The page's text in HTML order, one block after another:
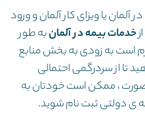
یا ویزای کار آلمان و ورود
خدمات بیمه در آلمانبه طور
است به زودی به بخش منابع
تا از سردرگمی احتمالی
، ممکن است خودتان به
ی دولتی ثبت نام شوید.